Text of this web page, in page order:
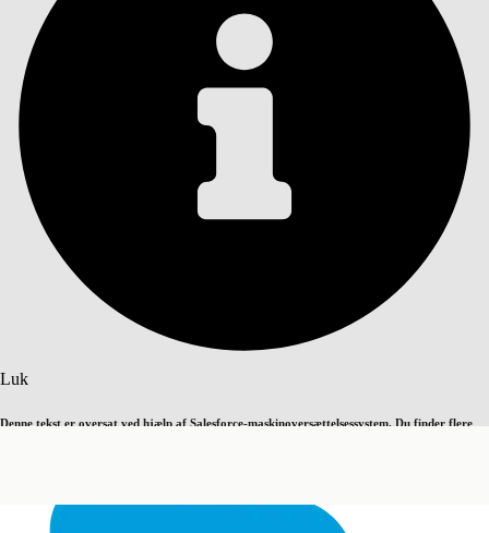
Luk
Denne tekst er oversat ved hjælp af Salesforce-maskinoversættelsessystem. Du finder flere
INDHOLD